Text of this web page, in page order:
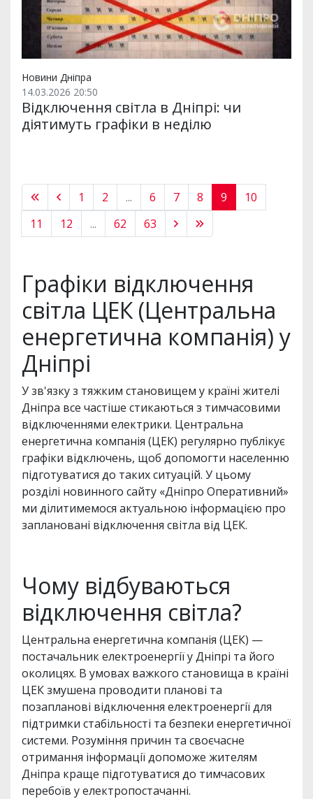
Новини Дніпра
14.03.2026 20:50
Відключення світла в Дніпрі: чи
діятимуть графіки в неділю
1 2 ... 6 7 8 9
10
11
12 ... 62 63
Графіки відключення
світла ЦЕК (Центральна
енергетична компанія) у
Дніпрі
У зв'язку з тяжким становищем у країні жителі
Дніпра все частіше стикаються з тимчасовими
відключеннями електрики. Центральна
енергетична компанія (ЦЕК) регулярно публікує
графіки відключень, щоб допомогти населенню
підготуватися до таких ситуацій. У цьому
розділі новинного сайту «Дніпро Оперативний»
ми ділитимемося актуальною інформацією про
заплановані відключення світла від ЦЕК.
Чому відбуваються
відключення світла?
Центральна енергетична компанія (ЦЕК) —
постачальник електроенергії у Дніпрі та його
околицях. В умовах важкого становища в країні
ЦЕК змушена проводити планові та
позапланові відключення електроенергії для
підтримки стабільності та безпеки енергетичної
системи. Розуміння причин та своєчасне
отримання інформації допоможе жителям
Дніпра краще підготуватися до тимчасових
перебоїв у електропостачанні.